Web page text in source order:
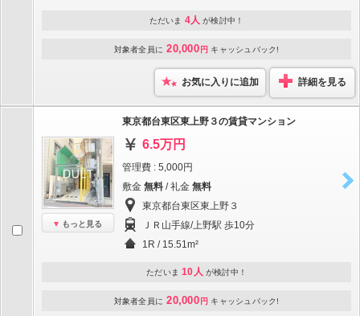
ただいま 4人 が検討中！
対象者全員に 20,000 円 キャッシュバック!
お気に入りに追加 詳細を見る
もっと見る
東京都台東区東上野３の賃貸マンション
6.5万円
管理費 : 5,000円
敷金 無料 / 礼金 無料
東京都台東区東上野３
ＪＲ山手線/上野駅 歩10分
1R / 15.51m²
ただいま 10人 が検討中！
対象者全員に 20,000 円 キャッシュバック!